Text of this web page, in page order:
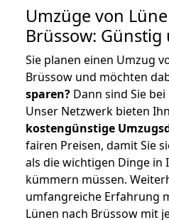
Umzüge von
Brüssow: Günstig
Sie planen einen Umzug
Brüssow und möchten
sparen? Dann sind Sie
Unser Netzwerk bieten
kostengünstige
fairen Preisen, damit Sie
als die wichtigen Dinge in
kümmern müssen.
umfangreiche Erfahrung
Lünen nach Brüssow mit